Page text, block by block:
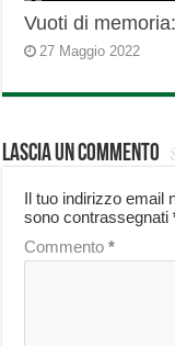
Vuoti di
27 Maggio 2022
Lascia un commento
Il tuo indirizzo email
sono contrassegnati
Commento*